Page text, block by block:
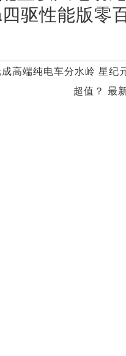
驱性能版零